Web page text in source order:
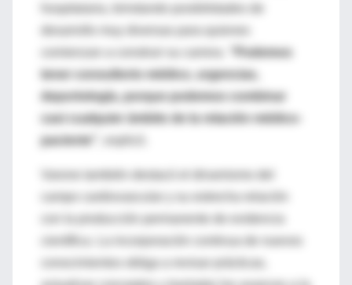
“Podemos
tener consultorio médico, urgencias,
deportología, porque podemos combinar
casi cualquier ámbito de la relación médico-
paciente”
campo cardiovascular y su estrecha relación
conocimientos obliga a revisar prácticas,